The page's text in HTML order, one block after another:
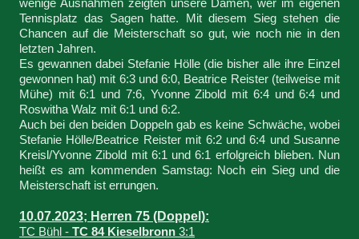
wenige Ausnahmen zeigten unsere Damen, wer im eigenen
Tennisplatz das Sagen hatte. Mit diesem Sieg stehen die
Chancen auf die Meisterschaft so gut, wie noch nie in den
letzten Jahren.
Es gewannen dabei Stefanie Hölle (die bisher alle ihre Einzel
gewonnen hat) mit 6:3 und 6:0, Beatrice Reister (teilweise mit
Mühe) mit 6:1 und 7:6, Yvonne Zibold mit 6:4 und 6:4 und
Roswitha Walz mit 6:1 und 6:2.
Auch bei den beiden Doppeln gab es keine Schwäche, wobei
Stefanie Hölle/Beatrice Reister mit 6:2 und 6:4 und Susanne
Kreisl/Yvonne Zibold mit 6:1 und 6:1 erfolgreich blieben. Nun
heißt es am kommenden Samstag: Noch ein Sieg und die
Meisterschaft ist errungen.
10.07.2023; Herren 75 (Doppel):
TC Bühl - TC 84 Kieselbronn 3:1